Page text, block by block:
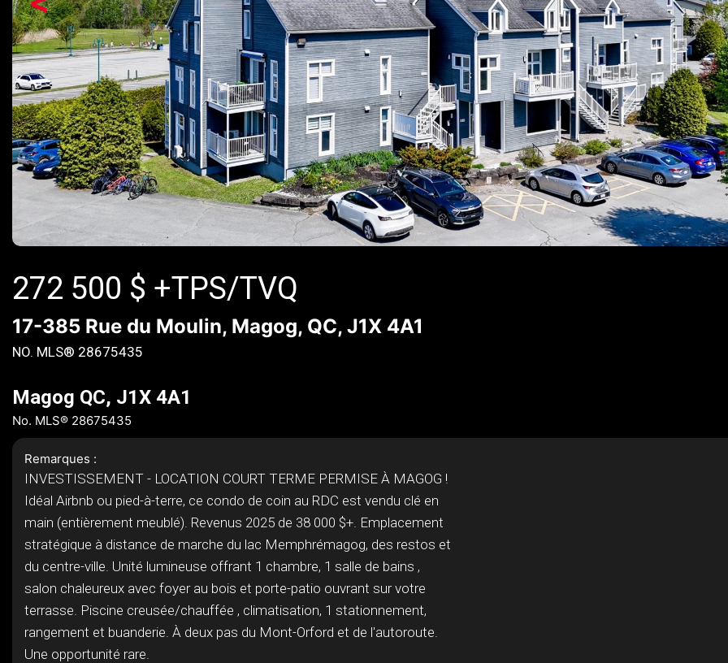
272 500 $ +TPS/TVQ
17-385 Rue du Moulin, Magog, QC, J1X 4A1
NO. MLS® 28675435
Magog QC, J1X 4A1
No. MLS® 28675435
Remarques :
INVESTISSEMENT - LOCATION COURT TERME PERMISE À MAGOG !
Idéal Airbnb ou pied-à-terre, ce condo de coin au RDC est vendu clé en
main (entièrement meublé). Revenus 2025 de 38 000 $+. Emplacement
stratégique à distance de marche du lac Memphrémagog, des restos et
du centre-ville. Unité lumineuse offrant 1 chambre, 1 salle de bains ,
salon chaleureux avec foyer au bois et porte-patio ouvrant sur votre
terrasse. Piscine creusée/chauffée , climatisation, 1 stationnement,
rangement et buanderie. À deux pas du Mont-Orford et de l'autoroute.
Une opportunité rare.